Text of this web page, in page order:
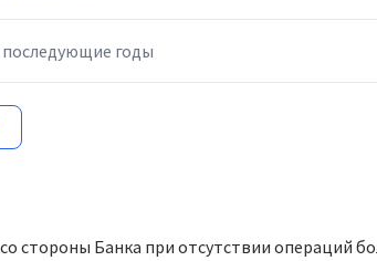
годы
стороны Банка при отсутствии операций